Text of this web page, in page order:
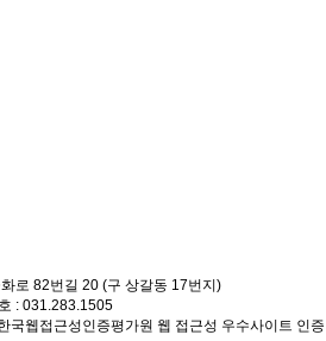
로 82번길 20 (구 상갈동 17번지)
: 031.283.1505